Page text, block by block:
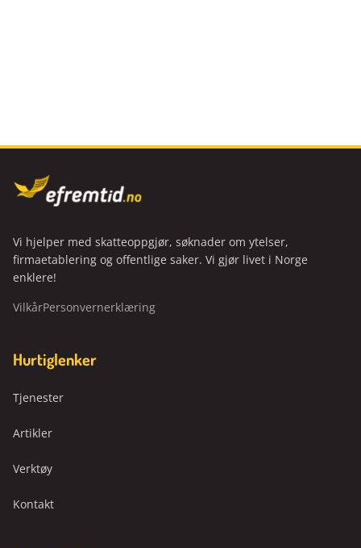
Vi hjelper med skatteoppgjør, søknader om ytelser,
firmaetablering og offentlige saker. Vi gjør livet i Norge
enklere!
VilkårPersonvernerklæring
Hurtiglenker
Tjenester
Artikler
Verktøy
Kontakt